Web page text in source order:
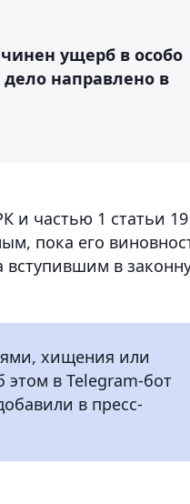
ущерб в особо
направлено в
и частью 1 статьи 19
пока его
вступившим в
хищения или
в Telegram-бот
в пресс-